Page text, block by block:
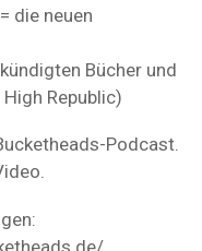
die neuen
Bücher und
Republic)
Podcast.